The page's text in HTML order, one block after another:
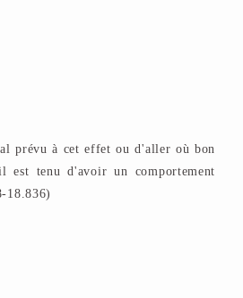
prévu à cet effet ou d'aller où bon
est tenu d'avoir un comportement
18.836)